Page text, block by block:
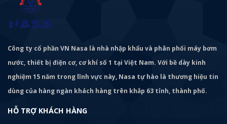
Công ty cổ phần VN Nasa là nhà nhập khẩu và phân phối máy bơm
nước, thiết bị điện cơ, cơ khí số 1 tại Việt Nam. Với bề dày kinh
nghiệm 15 năm trong lĩnh vực này, Nasa tự hào là thương hiệu tin
dùng của hàng ngàn khách hàng trên khắp 63 tỉnh, thành phố.
HỖ TRỢ KHÁCH HÀNG